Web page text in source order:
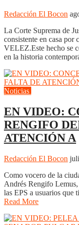
Redacción El Bocon
La Corte Suprema de
consistente en casa
VELEZ.Este hecho se
en la historia
Noticias
EN VIDEO:
RENGIFO
ATENCIÓN A
Redacción El Bocon
Como vocero de la
Andrés Rengifo
las EPS a usuarios que
Read More